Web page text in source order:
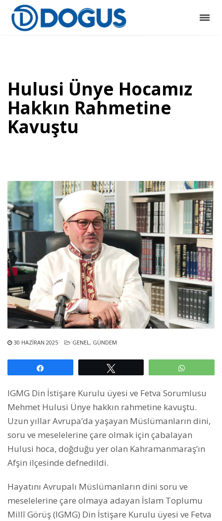
Hulusi Ünye Hocamız
Hakkın Rahmetine
Kavuştu
30 HAZIRAN 2025 GENEL, GÜNDEM
IGMG Din İstişare Kurulu üyesi ve Fetva Sorumlusu
Mehmet Hulusi Ünye hakkın rahmetine kavuştu.
Uzun yıllar Avrupa’da yaşayan Müslümanların dini,
soru ve meselelerine çare olmak için çabalayan
Hulusi hoca, doğduğu yer olan Kahramanmaraş’ın
Afşin ilçesinde defnedildi.
Hayatını Avrupalı Müslümanların dini soru ve
meselelerine çare olmaya adayan İslam Toplumu
Millî Görüş (IGMG) Din İstişare Kurulu üyesi ve Fetva